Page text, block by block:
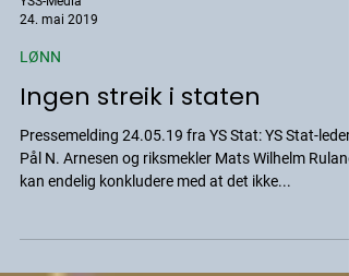
YSS-Media
24. mai 2019
LØNN
Ingen streik i staten
Pressemelding 24.05.19 fra YS Stat: YS Stat-leder